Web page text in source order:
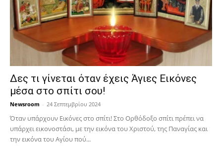
Δες τι γίνεται όταν έχεις Άγιες Εικόνες
μέσα στο σπίτι σου!
Newsroom - 24 Σεπτεμβρίου 2024
Όταν υπάρχουν Εικόνες στο σπίτι! Στο Ορθόδοξο σπίτι πρέπει να
υπάρχει εικονοστάσι, με την εικόνα του Χριστού, της Παν­αγίας και
την εικόνα του Αγίου πού...